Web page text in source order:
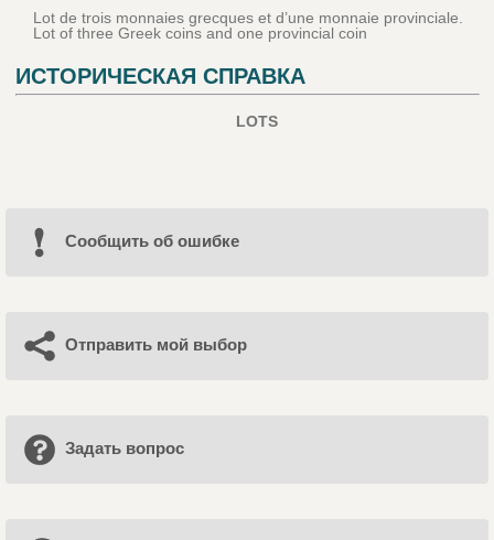
Lot de trois monnaies grecques et d’une monnaie provinciale.
Lot of three Greek coins and one provincial coin
ИСТОРИЧЕСКАЯ СПРАВКА
LOTS
Cообщить об ошибке
Отправить мой выбор
Задать вопрос